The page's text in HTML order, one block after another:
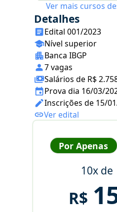
Ver mais cursos
Detalhes
Edital 001/2023
Nível superior
Banca IBGP
7 vagas
Salários de R$
Prova dia 16/03/
Inscrições de 15/
Ver edital
Por Apenas
10x de
R$